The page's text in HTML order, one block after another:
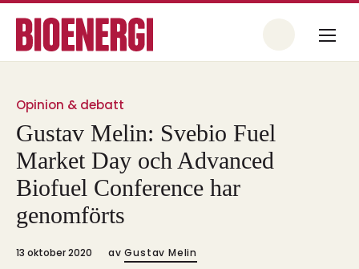
Opinion & debatt
Gustav Melin: Svebio Fuel
Market Day och Advanced
Biofuel Conference har
genomförts
13 oktober 2020 av Gustav Melin